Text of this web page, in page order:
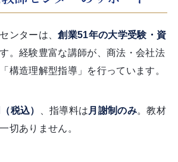
ンターは、創業51年の大学受験・資
。経験豊富な講師が、商法・会社法
構造理解型指導」を行っています。
税込） 、指導料は 月謝制のみ。教材
切ありません。